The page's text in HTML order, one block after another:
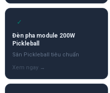
✓
Đèn pha module 200W
Pickleball
Sân Pickleball tiêu chuẩn